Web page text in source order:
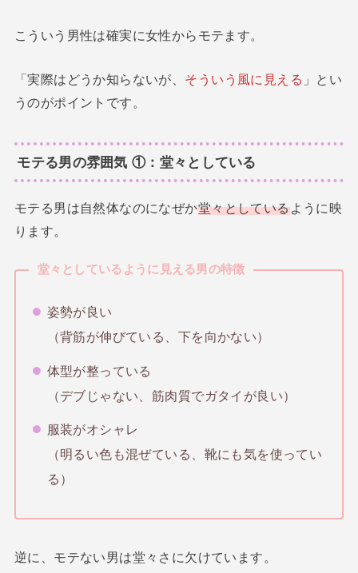
こういう男性は確実に女性からモテます。
「実際はどうか知らないが、 そういう風に見える 」とい
うのがポイントです。
モテる男の雰囲気 ①：堂々としている
モテる男は自然体なのになぜか堂々としているように映
ります。
堂々としているように見える男の特徴
姿勢が良い
（背筋が伸びている、下を向かない）
体型が整っている
（デブじゃない、筋肉質でガタイが良い）
服装がオシャレ
（明るい色も混ぜている、靴にも気を使ってい
る）
逆に、モテない男は堂々さに欠けています。